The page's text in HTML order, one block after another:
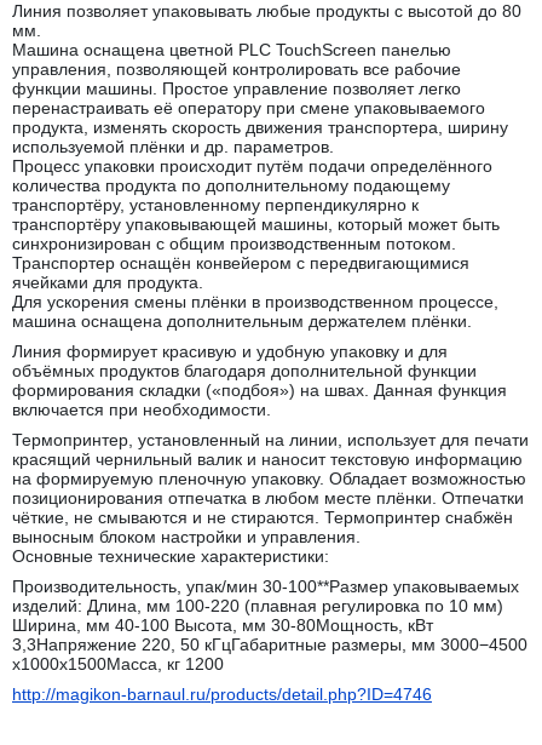
Линия позволяет упаковывать любые продукты с высотой до 80
мм.
Машина оснащена цветной PLC TouchScreen панелью
управления, позволяющей контролировать все рабочие
функции машины. Простое управление позволяет легко
перенастраивать её оператору при смене упаковываемого
продукта, изменять скорость движения транспортера, ширину
используемой плёнки и др. параметров.
Процесс упаковки происходит путём подачи определённого
количества продукта по дополнительному подающему
транспортёру, установленному перпендикулярно к
транспортёру упаковывающей машины, который может быть
синхронизирован с общим производственным потоком.
Транспортер оснащён конвейером с передвигающимися
ячейками для продукта.
Для ускорения смены плёнки в производственном процессе,
машина оснащена дополнительным держателем плёнки.
Линия формирует красивую и удобную упаковку и для
объёмных продуктов благодаря дополнительной функции
формирования складки («подбоя») на швах. Данная функция
включается при необходимости.
Термопринтер, установленный на линии, использует для печати
красящий чернильный валик и наносит текстовую информацию
на формируемую пленочную упаковку. Обладает возможностью
позиционирования отпечатка в любом месте плёнки. Отпечатки
чёткие, не смываются и не стираются. Термопринтер снабжён
выносным блоком настройки и управления.
Основные технические характеристики:
Производительность, упак/мин 30-100**Размер упаковываемых
изделий: Длина, мм 100-220 (плавная регулировка по 10 мм)
Ширина, мм 40-100 Высота, мм 30-80Мощность, кВт
3,3Напряжение 220, 50 кГцГабаритные размеры, мм 3000−4500
х1000х1500Масса, кг 1200
http://magikon-barnaul.ru/products/detail.php?ID=4746